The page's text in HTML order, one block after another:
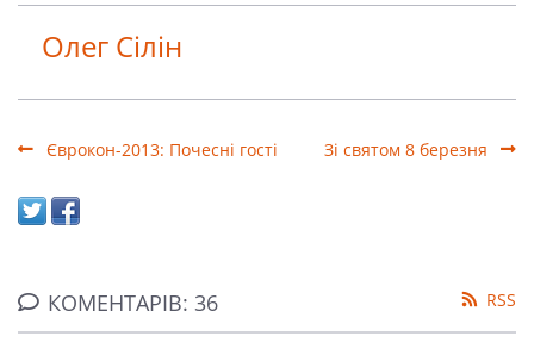
Олег Сілін
Єврокон-2013: Почесні гості Зі святом 8 березня
КОМЕНТАРІВ: 36 RSS